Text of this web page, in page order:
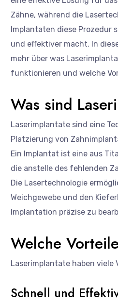
Zähne, während die
Implantaten diese Prozedur
und effektiver macht. In
mehr über was
funktionieren und welche
Was sind
Laserimplantate sind eine
Platzierung von
Ein Implantat ist eine aus
die anstelle des fehlenden
Die Lasertechnologie
Weichgewebe und den
Implantation präzise zu
Welche
Laserimplantate haben viele
Schnell und